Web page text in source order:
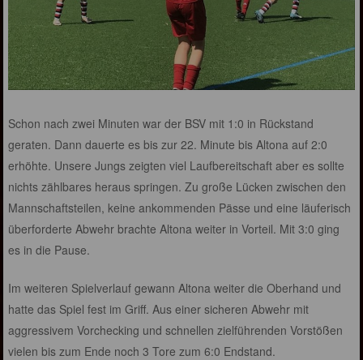
Schon nach zwei Minuten war der BSV mit 1:0 in Rückstand
geraten. Dann dauerte es bis zur 22. Minute bis Altona auf 2:0
erhöhte. Unsere Jungs zeigten viel Laufbereitschaft aber es sollte
nichts zählbares heraus springen. Zu große Lücken zwischen den
Mannschaftsteilen, keine ankommenden Pässe und eine läuferisch
überforderte Abwehr brachte Altona weiter in Vorteil. Mit 3:0 ging
es in die Pause.
Im weiteren Spielverlauf gewann Altona weiter die Oberhand und
hatte das Spiel fest im Griff. Aus einer sicheren Abwehr mit
aggressivem Vorchecking und schnellen zielführenden Vorstößen
vielen bis zum Ende noch 3 Tore zum 6:0 Endstand.